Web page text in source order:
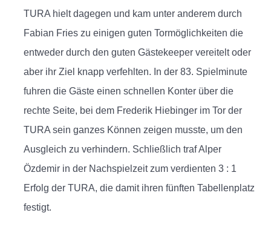
TURA hielt dagegen und kam unter anderem durch
Fabian Fries zu einigen guten Tormöglichkeiten die
entweder durch den guten Gästekeeper vereitelt oder
aber ihr Ziel knapp verfehlten. In der 83. Spielminute
fuhren die Gäste einen schnellen Konter über die
rechte Seite, bei dem Frederik Hiebinger im Tor der
TURA sein ganzes Können zeigen musste, um den
Ausgleich zu verhindern. Schließlich traf Alper
Özdemir in der Nachspielzeit zum verdienten 3 : 1
Erfolg der TURA, die damit ihren fünften Tabellenplatz
festigt.